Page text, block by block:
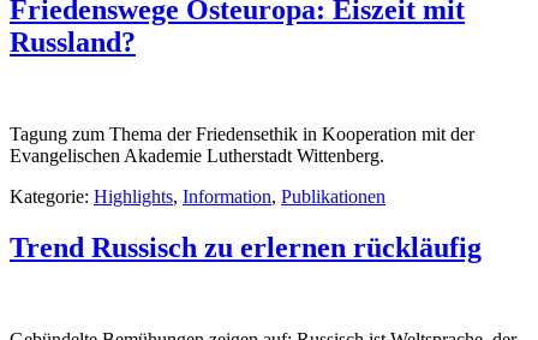
Friedenswege Osteuropa: Eiszeit mit
Russland?
Tagung zum Thema der Friedensethik in Kooperation mit der
Evangelischen Akademie Lutherstadt Wittenberg.
Kategorie: Highlights, Information, Publikationen
Trend Russisch zu erlernen rückläufig